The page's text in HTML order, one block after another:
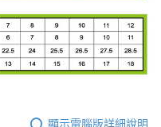
顯示電腦版詳細說明